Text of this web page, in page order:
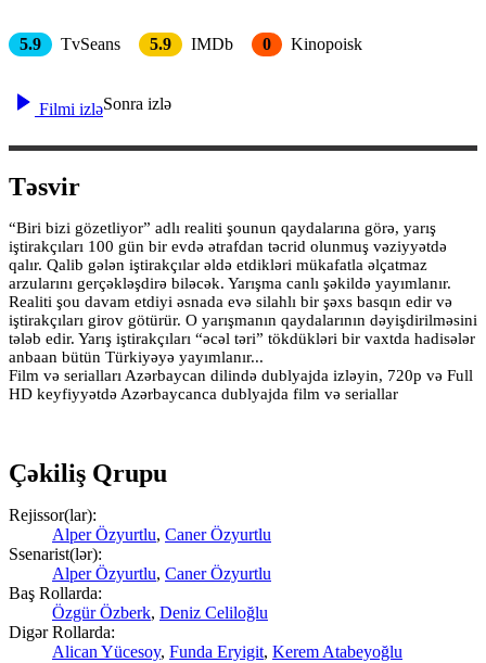
5.9 TvSeans 5.9 IMDb 0 Kinopoisk
Filmi izləSonra izlə
Təsvir
“Biri bizi gözetliyor” adlı realiti şounun qaydalarına görə, yarış
iştirakçıları 100 gün bir evdə ətrafdan təcrid olunmuş vəziyyətdə
qalır. Qalib gələn iştirakçılar əldə etdikləri mükafatla əlçatmaz
arzularını gerçəkləşdirə biləcək. Yarışma canlı şəkildə yayımlanır.
Realiti şou davam etdiyi əsnada evə silahlı bir şəxs basqın edir və
iştirakçıları girov götürür. O yarışmanın qaydalarının dəyişdirilməsini
tələb edir. Yarış iştirakçıları “əcəl təri” tökdükləri bir vaxtda hadisələr
anbaan bütün Türkiyəyə yayımlanır...
Film və serialları Azərbaycan dilində dublyajda izləyin, 720p və Full
HD keyfiyyətdə Azərbaycanca dublyajda film və seriallar
Çəkiliş Qrupu
Rejissor(lar):
Alper Özyurtlu, Caner Özyurtlu
Ssenarist(lər):
Alper Özyurtlu, Caner Özyurtlu
Baş Rollarda:
Özgür Özberk, Deniz Celiloğlu
Digər Rollarda:
Alican Yücesoy, Funda Eryigit, Kerem Atabeyoğlu